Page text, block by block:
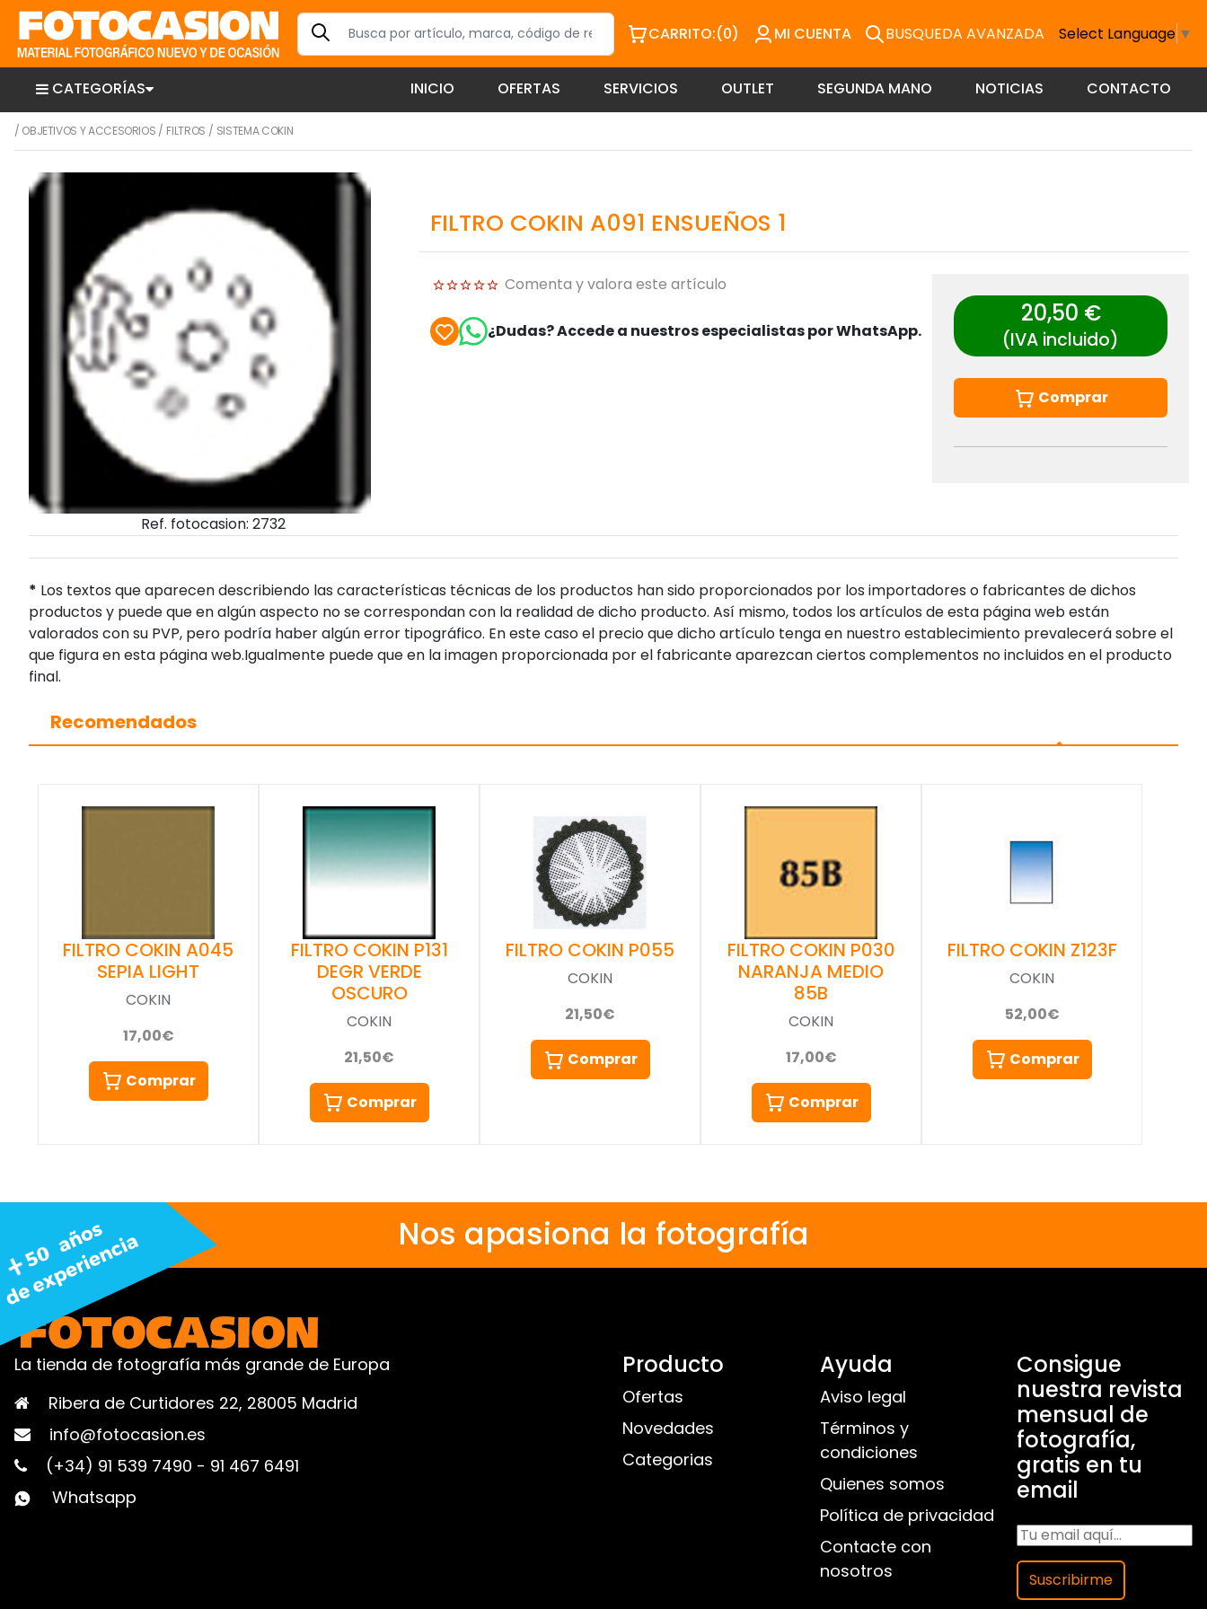
CARRITO:(0) MI CUENTA BUSQUEDA AVANZADA Select Language ▼
CATEGORÍAS INICIO OFERTAS SERVICIOS OUTLET SEGUNDA MANO NOTICIAS CONTACTO
/ OBJETIVOS Y ACCESORIOS / FILTROS / SISTEMA COKIN
Ref. fotocasion: 2732
FILTRO COKIN A091 ENSUEÑOS 1
Comenta y valora este artículo
¿Dudas? Accede a nuestros especialistas por WhatsApp.
20,50 €
(IVA incluido)
Comprar
* Los textos que aparecen describiendo las características técnicas de los productos han sido proporcionados por los importadores o fabricantes de dichos
productos y puede que en algún aspecto no se correspondan con la realidad de dicho producto. Así mismo, todos los artículos de esta página web están
valorados con su PVP, pero podría haber algún error tipográfico. En este caso el precio que dicho artículo tenga en nuestro establecimiento prevalecerá sobre el
que figura en esta página web.Igualmente puede que en la imagen proporcionada por el fabricante aparezcan ciertos complementos no incluidos en el producto
final.
Recomendados
FILTRO COKIN A045
SEPIA LIGHT
COKIN
17,00€
Comprar
FILTRO COKIN P131
DEGR VERDE
OSCURO
COKIN
21,50€
Comprar
FILTRO COKIN P055
COKIN
21,50€
Comprar
FILTRO COKIN P030
NARANJA MEDIO
85B
COKIN
17,00€
Comprar
FILTRO COKIN Z123F
COKIN
52,00€
Comprar
Nos apasiona la fotografía
La tienda de fotografía más grande de Europa
Ribera de Curtidores 22, 28005 Madrid
info@fotocasion.es
(+34) 91 539 7490 - 91 467 6491
Whatsapp
Producto
Ofertas
Novedades
Categorias
Ayuda
Aviso legal
Términos y
condiciones
Quienes somos
Política de privacidad
Contacte con
nosotros
Consigue
nuestra revista
mensual de
fotografía,
gratis en tu
email
Suscribirme